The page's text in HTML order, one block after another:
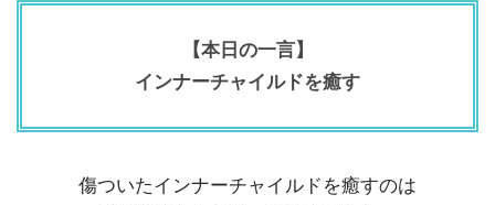
【本日の一言】
インナーチャイルドを癒す
傷ついたインナーチャイルドを癒すのは